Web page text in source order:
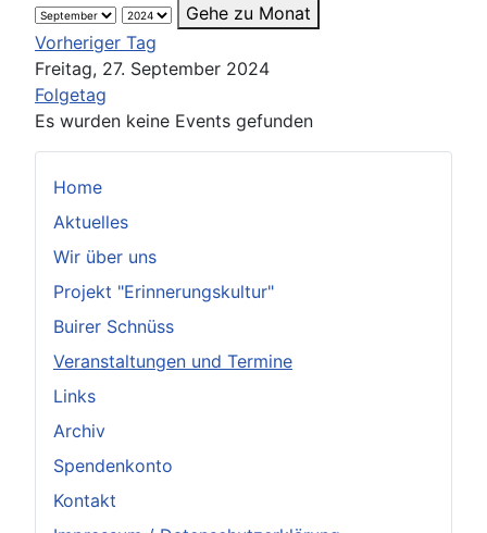
Home
Aktuelles
Wir über uns
Projekt "Erinnerungskultur"
Buirer Schnüss
Veranstaltungen und Termine
Links
Archiv
Spendenkonto
Kontakt
Gehe zu Monat
Vorheriger Tag
Freitag, 27. September 2024
Folgetag
Es wurden keine Events gefunden